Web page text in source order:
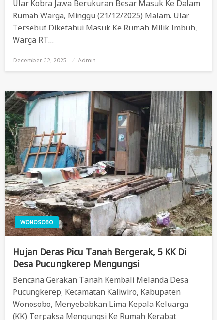
Ular Kobra Jawa Berukuran Besar Masuk Ke Dalam
Rumah Warga, Minggu (21/12/2025) Malam. Ular
Tersebut Diketahui Masuk Ke Rumah Milik Imbuh,
Warga RT…
Posted
December 22, 2025 Admin
WONOSOBO
Hujan Deras Picu Tanah Bergerak, 5 KK Di
Desa Pucungkerep Mengungsi
Bencana Gerakan Tanah Kembali Melanda Desa
Pucungkerep, Kecamatan Kaliwiro, Kabupaten
Wonosobo, Menyebabkan Lima Kepala Keluarga
(KK) Terpaksa Mengungsi Ke Rumah Kerabat